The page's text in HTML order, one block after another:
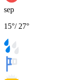
sep
15°/ 27°